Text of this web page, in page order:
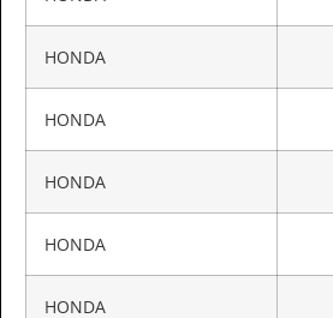
HONDA
HONDA
HONDA
HONDA
HONDA